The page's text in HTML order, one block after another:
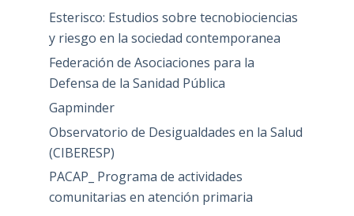
Esterisco: Estudios sobre tecnobiociencias
y riesgo en la sociedad contemporanea
Federación de Asociaciones para la
Defensa de la Sanidad Pública
Gapminder
Observatorio de Desigualdades en la Salud
(CIBERESP)
PACAP_ Programa de actividades
comunitarias en atención primaria